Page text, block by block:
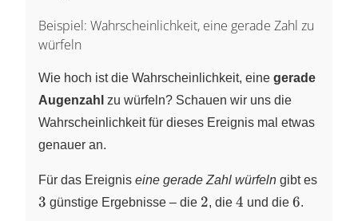
Beispiel: Wahrscheinlichkeit, eine gerade Zahl zu
würfeln
Wie hoch ist die Wahrscheinlichkeit, eine gerade
Augenzahl zu würfeln? Schauen wir uns die
Wahrscheinlichkeit für dieses Ereignis mal etwas
genauer an.
Für das Ereignis eine gerade Zahl würfeln gibt es
3
3 günstige Ergebnisse – die 2
2, die 4
4 und die 6
6.